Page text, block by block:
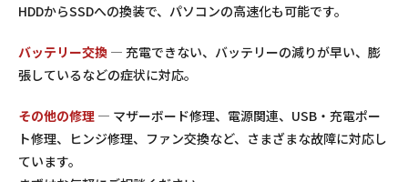
HDDからSSDへの換装で、パソコンの高速化も可能です。
バッテリー交換 — 充電できない、バッテリーの減りが早い、膨
張しているなどの症状に対応。
その他の修理 — マザーボード修理、電源関連、USB・充電ポー
ト修理、ヒンジ修理、ファン交換など、さまざまな故障に対応し
ています。